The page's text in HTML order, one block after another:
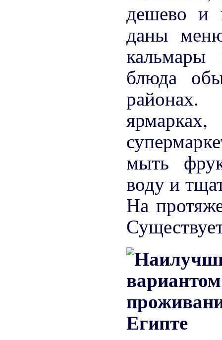
дешево и
даны
блюда
мыть
воду и
На
Египте